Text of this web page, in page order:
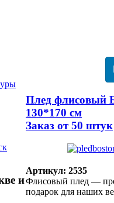
Плед флисовый
130*170 см
Заказ от 50 штук
Артикул: 2535
Флисовый плед —
подарок для наших
и